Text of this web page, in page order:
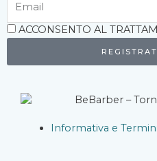
Accettazione
ACCONSENTO AL
Informativa e